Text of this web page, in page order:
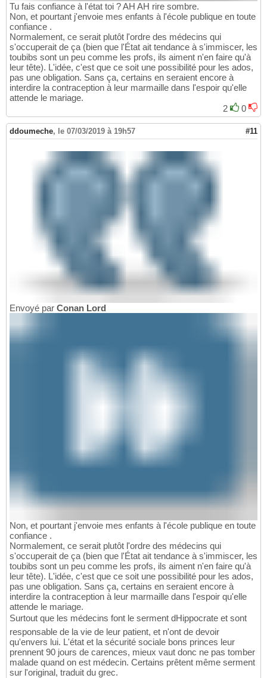
Tu fais confiance à l'état toi ? AH AH rire sombre.
Non, et pourtant j'envoie mes enfants à l'école publique en toute
confiance .
Normalement, ce serait plutôt l'ordre des médecins qui
s'occuperait de ça (bien que l'État ait tendance à s'immiscer, les
toubibs sont un peu comme les profs, ils aiment n'en faire qu'à
leur tête). L'idée, c'est que ce soit une possibilité pour les ados,
pas une obligation. Sans ça, certains en seraient encore à
interdire la contraception à leur marmaille dans l'espoir qu'elle
attende le mariage.
2
0
ddoumeche, le 07/03/2019 à 19h57 #11
Envoyé par Conan Lord
Non, et pourtant j'envoie mes enfants à l'école publique en toute
confiance .
Normalement, ce serait plutôt l'ordre des médecins qui
s'occuperait de ça (bien que l'État ait tendance à s'immiscer, les
toubibs sont un peu comme les profs, ils aiment n'en faire qu'à
leur tête). L'idée, c'est que ce soit une possibilité pour les ados,
pas une obligation. Sans ça, certains en seraient encore à
interdire la contraception à leur marmaille dans l'espoir qu'elle
attende le mariage.
Surtout que les médecins font le serment dHippocrate et sont
responsable de la vie de leur patient, et n'ont de devoir
qu'envers lui. L'état et la sécurité sociale bons princes leur
prennent 90 jours de carences, mieux vaut donc ne pas tomber
malade quand on est médecin. Certains prêtent même serment
sur l'original, traduit du grec.